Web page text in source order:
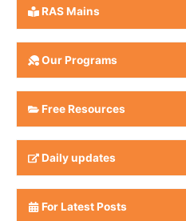
RAS Mains
Our Programs
Free Resources
Daily updates
For Latest Posts